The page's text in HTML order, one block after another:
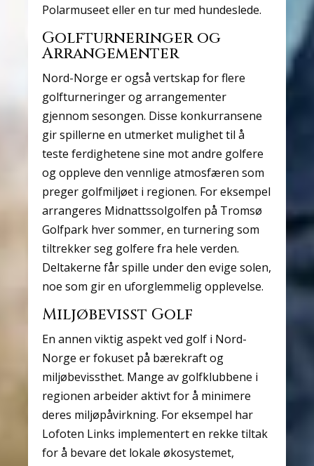
Polarmuseet eller en tur med hundeslede.
Golfturneringer og
Arrangementer
Nord-Norge er også vertskap for flere
golfturneringer og arrangementer
gjennom sesongen. Disse konkurransene
gir spillerne en utmerket mulighet til å
teste ferdighetene sine mot andre golfere
og oppleve den vennlige atmosfæren som
preger golfmiljøet i regionen. For eksempel
arrangeres Midnattssolgolfen på Tromsø
Golfpark hver sommer, en turnering som
tiltrekker seg golfere fra hele verden.
Deltakerne får spille under den evige solen,
noe som gir en uforglemmelig opplevelse.
Miljøbevisst Golf
En annen viktig aspekt ved golf i Nord-
Norge er fokuset på bærekraft og
miljøbevissthet. Mange av golfklubbene i
regionen arbeider aktivt for å minimere
deres miljøpåvirkning. For eksempel har
Lofoten Links implementert en rekke tiltak
for å bevare det lokale økosystemet,